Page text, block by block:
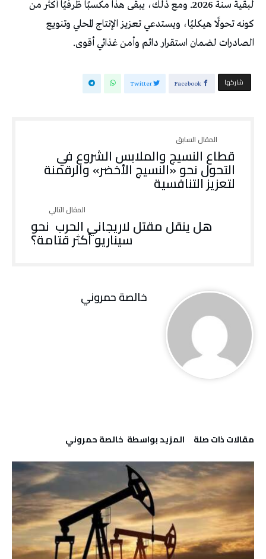
لبقية سنة 2026. ومع ذلك، يبقى هذا مكسبًا ظرفيًا أكثر من
كونه تحولًا هيكليًا، ويستدعي تعزيز الإنتاج المحلي وتنويع
الصادرات لضمان استقرار دائم وأمن غذائي أقوى.
‫‫ شاركها‬ Facebook
Twitter
قطاع النسيج والملابس الشروع في
التحول نحو «النسيج الأخضر» والرقمنة
لتعزيز التنافسية
‬سيناريو‭ ‬أكثر‭ ‬قتامة؟
خالصة حمروني
‫مقالات ذات صلة‬ ‫‫المزيد بواسطة‬ ‬ خالصة حمروني